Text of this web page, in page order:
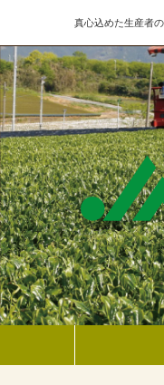
真心込めた生産者